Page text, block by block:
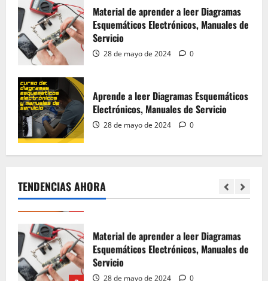
Material de aprender a leer Diagramas
Esquemáticos Electrónicos, Manuales de
Servicio
28 de mayo de 2024 0
Aprende a leer Diagramas Esquemáticos
Electrónicos, Manuales de Servicio
28 de mayo de 2024 0
TENDENCIAS AHORA
5
Maquillaje y Uñas
20 de mayo de 2024 0
1
28 de mayo de 2024 0
2
Curso de micro soldadura SMD
3
Esquemáticos Electrónicos, Manuales de
Servicio
28 de mayo de 2024